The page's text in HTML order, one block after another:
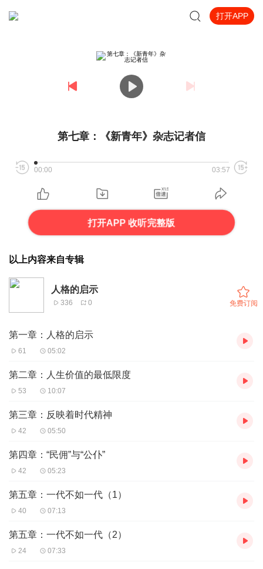
打开APP
第七章：《新青年》杂志记者信
00:00 03:57
打开APP 收听完整版
以上内容来自专辑
人格的启示
336 0 免费订阅
第一章：人格的启示
61 05:02
第二章：人生价值的最低限度
53 10:07
第三章：反映着时代精神
42 05:50
第四章：“民佣”与“公仆”
42 05:23
第五章：一代不如一代（1）
40 07:13
第五章：一代不如一代（2）
24 07:33